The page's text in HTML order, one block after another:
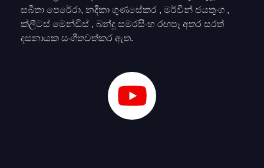
සබීතා පෙරේරා, නදීකා ගුණසේකර , මර්වින් ජයතුංග ,
ක්ලීටස් මෙන්ඩිස් , බන්දු සමරසිංහ රඟපෑ අතර සරත්
දසනායක සංගීතවත්කර ඇත.